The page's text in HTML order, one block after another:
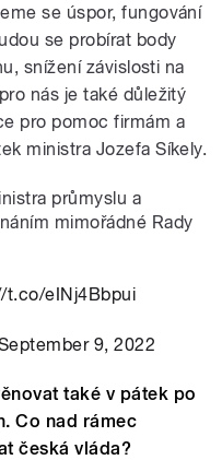
se úspor, fungování
se probírat body
snížení závislosti na
nás je také důležitý
pro pomoc firmám a
ministra Jozefa Síkely.
průmyslu a
mimořádné Rady
t.co/eINj4Bbpui
9, 2022
také v pátek po
Co nad rámec
česká vláda?